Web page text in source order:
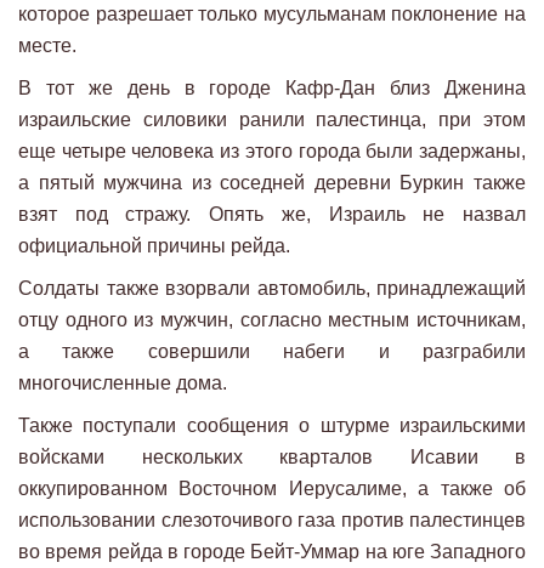
которое разрешает только мусульманам поклонение на
месте.
В тот же день в городе Кафр-Дан близ Дженина
израильские силовики ранили палестинца, при этом
еще четыре человека из этого города были задержаны,
а пятый мужчина из соседней деревни Буркин также
взят под стражу. Опять же, Израиль не назвал
официальной причины рейда.
Солдаты также взорвали автомобиль, принадлежащий
отцу одного из мужчин, согласно местным источникам,
а также совершили набеги и разграбили
многочисленные дома.
Также поступали сообщения о штурме израильскими
войсками нескольких кварталов Исавии в
оккупированном Восточном Иерусалиме, а также об
использовании слезоточивого газа против палестинцев
во время рейда в городе Бейт-Уммар на юге Западного